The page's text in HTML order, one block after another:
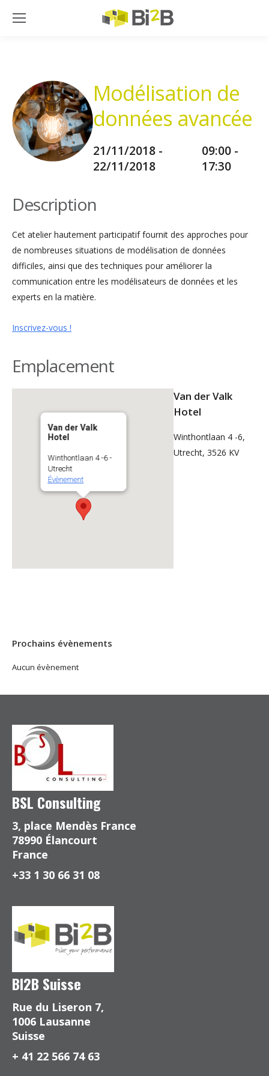
Modélisation de
données avancée
21/11/2018 -
22/11/2018
09:00 -
17:30
Description
Cet atelier hautement participatif fournit des approches pour
de nombreuses situations de modélisation de données
difficiles, ainsi que des techniques pour améliorer la
communication entre les modélisateurs de données et les
experts en la matière.
Inscrivez-vous !
Emplacement
Van der Valk
Hotel
Winthontlaan 4 -6 -
Utrecht
Évènement
Van der Valk
Hotel
Winthontlaan 4 -6,
Utrecht, 3526 KV
Prochains évènements
Aucun évènement
BSL Consulting
3, place Mendès France
78990 Élancourt
France
+33 1 30 66 31 08
BI2B Suisse
Rue du Liseron 7,
1006 Lausanne
Suisse
+ 41 22 566 74 63